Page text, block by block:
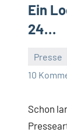
Ein
24…
Presse
10
Schon